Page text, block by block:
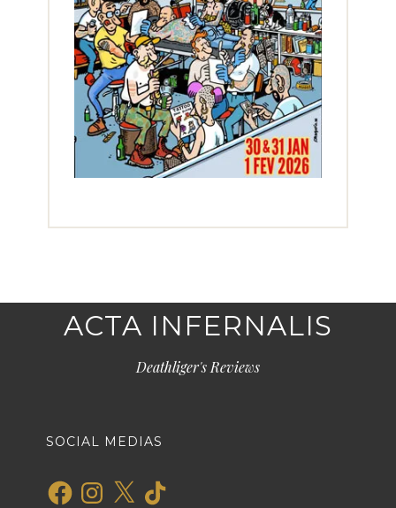
ACTA INFERNALIS
Deathliger's Reviews
SOCIAL MEDIAS
FacebookInstagram
X TikTok